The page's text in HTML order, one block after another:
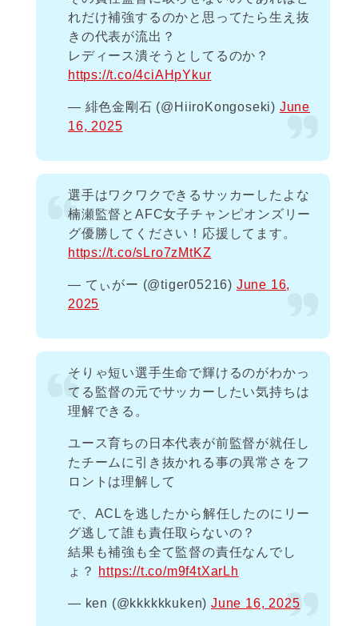
れだけ補強するのかと思ってたら生え抜
きの代表が流出？
レディース潰そうとしてるのか？
https://t.co/4ciAHpYkur
— 緋色金剛石 (@HiiroKongoseki) June
16, 2025
選手はワクワクできるサッカーしたよな
楠瀬監督とAFC女子チャンピオンズリー
グ優勝してください！応援してます。
https://t.co/sLro7zMtKZ
— てぃがー (@tiger05216) June 16,
2025
そりゃ短い選手生命で輝けるのがわかっ
てる監督の元でサッカーしたい気持ちは
理解できる。
ユース育ちの日本代表が前監督が就任し
たチームに引き抜かれる事の異常さをフ
ロントは理解して
で、ACLを逃したから解任したのにリー
グ逃して誰も責任取らないの？
結果も補強も全て監督の責任なんでし
ょ？ https://t.co/m9f4tXarLh
— ken (@kkkkkkuken)June 16, 2025